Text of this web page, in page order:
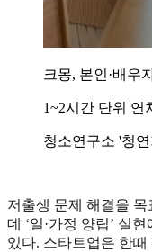
크몽, 본인·배우
1~2시간 단위 연
청소연구소 '청
저출생 문제 해결을
데 ‘일·가정 양립’ 실
있다. 스타트업은 한